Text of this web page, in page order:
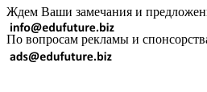
Ждем Ваши замечания и
По вопросам рекламы и